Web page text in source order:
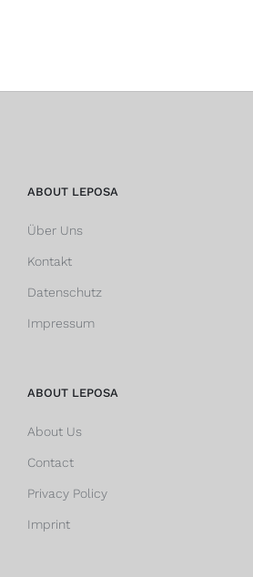
ABOUT LEPOSA
Über Uns
Kontakt
Datenschutz
Impressum
ABOUT LEPOSA
About Us
Contact
Privacy Policy
Imprint